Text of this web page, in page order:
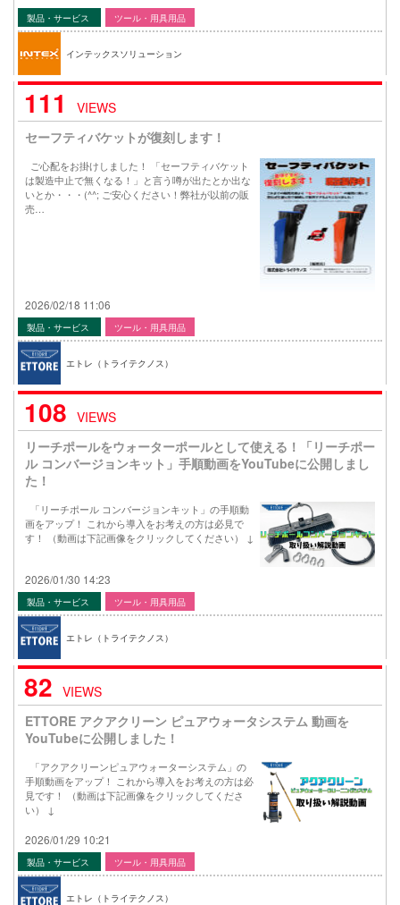
製品・サービス ツール・用具用品
インテックスソリューション
111
VIEWS
セーフティバケットが復刻します！
ご心配をお掛けしました！ 「セーフティバケット
は製造中止で無くなる！」と言う噂が出たとか出な
いとか・・・(^^; ご安心ください！弊社が以前の販
売…
2026/02/18 11:06
製品・サービス ツール・用具用品
エトレ（トライテクノス）
108 VIEWS
リーチポールをウォーターポールとして使える！「リーチポー
ル コンバージョンキット」手順動画をYouTubeに公開しまし
た！
「リーチポール コンバージョンキット」の手順動
画をアップ！ これから導入をお考えの方は必見で
す！ （動画は下記画像をクリックしてください） ↓
2026/01/30 14:23
製品・サービス ツール・用具用品
エトレ（トライテクノス）
82 VIEWS
ETTORE アクアクリーン ピュアウォータシステム 動画を
YouTubeに公開しました！
「アクアクリーンピュアウォーターシステム」の
手順動画をアップ！ これから導入をお考えの方は必
見です！ （動画は下記画像をクリックしてくださ
い） ↓
2026/01/29 10:21
製品・サービス ツール・用具用品
エトレ（トライテクノス）